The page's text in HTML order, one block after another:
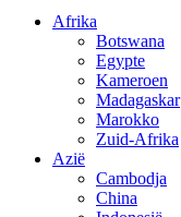
Afrika
Botswana
Egypte
Kameroen
Madagaskar
Marokko
Zuid-Afrika
Azië
Cambodja
China